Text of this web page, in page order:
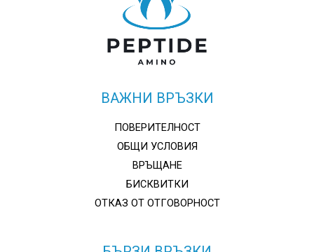
the
product
page
ВАЖНИ ВРЪЗКИ
ПОВЕРИТЕЛНОСТ
ОБЩИ УСЛОВИЯ
ВРЪЩАНЕ
БИСКВИТКИ
ОТКАЗ ОТ ОТГОВОРНОСТ